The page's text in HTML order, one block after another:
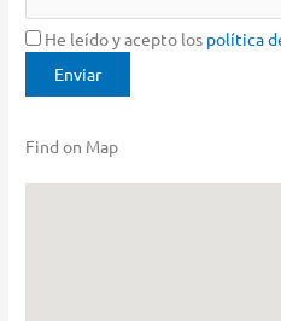
He leído y acepto los política
Find on Map